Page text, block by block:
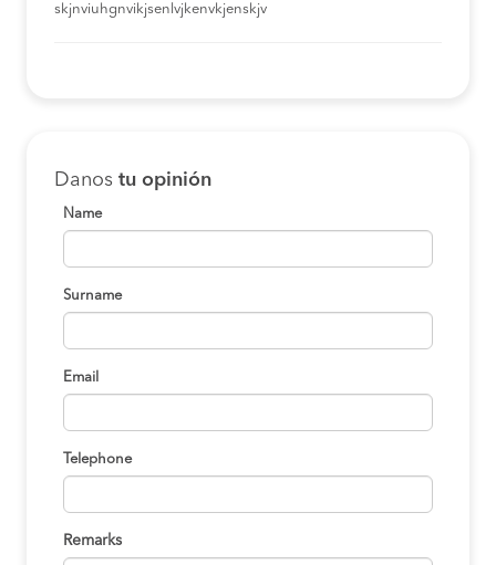
skjnviuhgnvikjsenlvjkenvkjenskjv
Danos tu opinión
Name
Surname
Email
Telephone
Remarks